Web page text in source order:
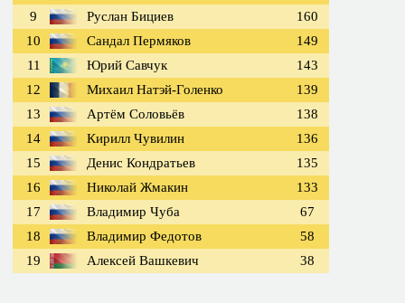
9
Руслан Бициев
160
10
Сандал Пермяков
149
11
Юрий Савчук
143
12
Михаил Натэй-Голенко
139
13
Артём Соловьёв
138
14
Кирилл Чувилин
136
15
Денис Кондратьев
135
16
Николай Жмакин
133
17
Владимир Чуба
67
18
Владимир Федотов
58
19
Алексей Вашкевич 38